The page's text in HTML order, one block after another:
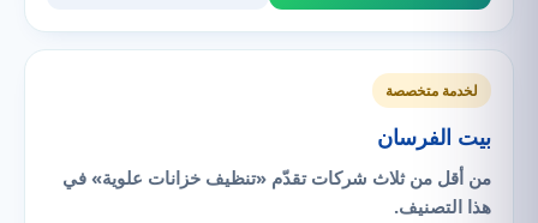
لخدمة متخصصة
بيت الفرسان
من أقل من ثلاث شركات تقدّم «تنظيف خزانات علوية» في
هذا التصنيف.